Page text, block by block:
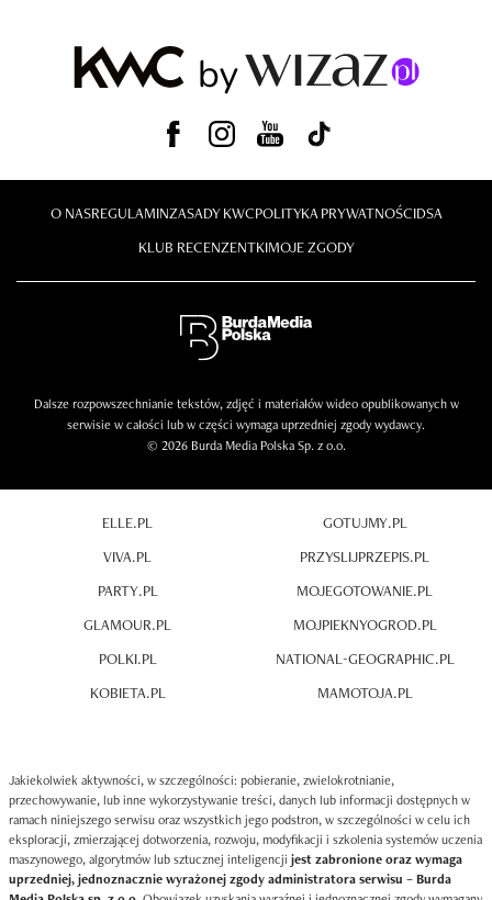
O NASREGULAMINZASADY KWCPOLITYKA PRYWATNOŚCIDSA
KLUB RECENZENTKIMOJE ZGODY
Dalsze rozpowszechnianie tekstów, zdjęć i materiałów wideo opublikowanych w
serwisie w całości lub w części wymaga uprzedniej zgody wydawcy.
© 2026 Burda Media Polska Sp. z o.o.
ELLE.PL
VIVA.PL
PARTY.PL
GLAMOUR.PL
POLKI.PL
KOBIETA.PL
GOTUJMY.PL
PRZYSLIJPRZEPIS.PL
MOJEGOTOWANIE.PL
MOJPIEKNYOGROD.PL
NATIONAL-GEOGRAPHIC.PL
MAMOTOJA.PL
Jakiekolwiek aktywności, w szczególności: pobieranie, zwielokrotnianie,
przechowywanie, lub inne wykorzystywanie treści, danych lub informacji dostępnych w
ramach niniejszego serwisu oraz wszystkich jego podstron, w szczególności w celu ich
eksploracji, zmierzającej dotworzenia, rozwoju, modyfikacji i szkolenia systemów uczenia
maszynowego, algorytmów lub sztucznej inteligencji jest zabronione oraz wymaga
uprzedniej, jednoznacznie wyrażonej zgody administratora serwisu – Burda